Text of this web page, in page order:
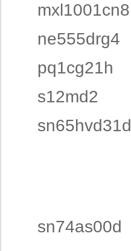
mxl1001cn8
ne555drg4
pq1cg21h
s12md2
sn65hvd31d
sn74as00d